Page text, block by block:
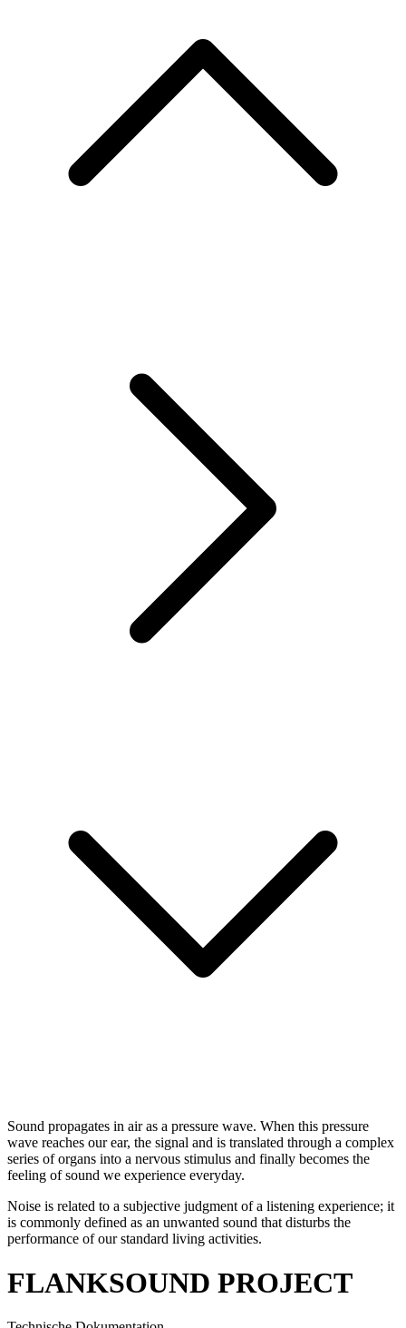
Sound propagates in air as a pressure wave. When this pressure
wave reaches our ear, the signal and is translated through a complex
series of organs into a nervous stimulus and finally becomes the
feeling of sound we experience everyday.
Noise is related to a subjective judgment of a listening experience; it
is commonly defined as an unwanted sound that disturbs the
performance of our standard living activities.
FLANKSOUND PROJECT